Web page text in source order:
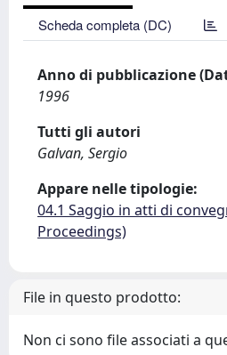
Scheda completa (DC)
Anno di pubblicazione
1996
Tutti gli autori
Galvan, Sergio
Appare nelle tipologie:
04.1 Saggio in atti di
Proceedings)
File in questo prodotto:
Non ci sono file associati a